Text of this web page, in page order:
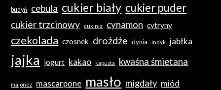
budyń cebula cukier biały cukier puder
cukier trzcinowy cukinia cynamon cytryny
czekolada czosnek drożdże dynia indyk jabłka
jajka jogurt kakao kapusta kwaśna śmietana
majonez mascarpone masło migdały miód